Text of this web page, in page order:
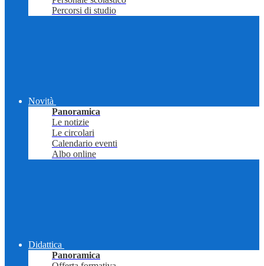
Percorsi di studio
Novità
Panoramica
Le notizie
Le circolari
Calendario eventi
Albo online
Didattica
Panoramica